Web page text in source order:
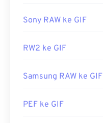
Sony RAW ke GIF
RW2 ke GIF
Samsung RAW ke GIF
PEF ke GIF